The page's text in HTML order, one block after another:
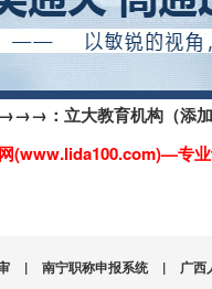
： 立大教育机构 （添
(www.lida100.com)—专业
| 南宁职称申报系统 | 广西